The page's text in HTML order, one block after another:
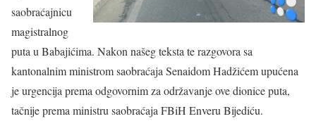
saobraćajnicu
magistralnog
puta u Babajićima. Nakon našeg teksta te razgovora sa
kantonalnim ministrom saobraćaja Senaidom Hadžićem upućena
je urgencija prema odgovornim za održavanje ove dionice puta,
tačnije prema ministru saobraćaja FBiH Enveru Bijediću.